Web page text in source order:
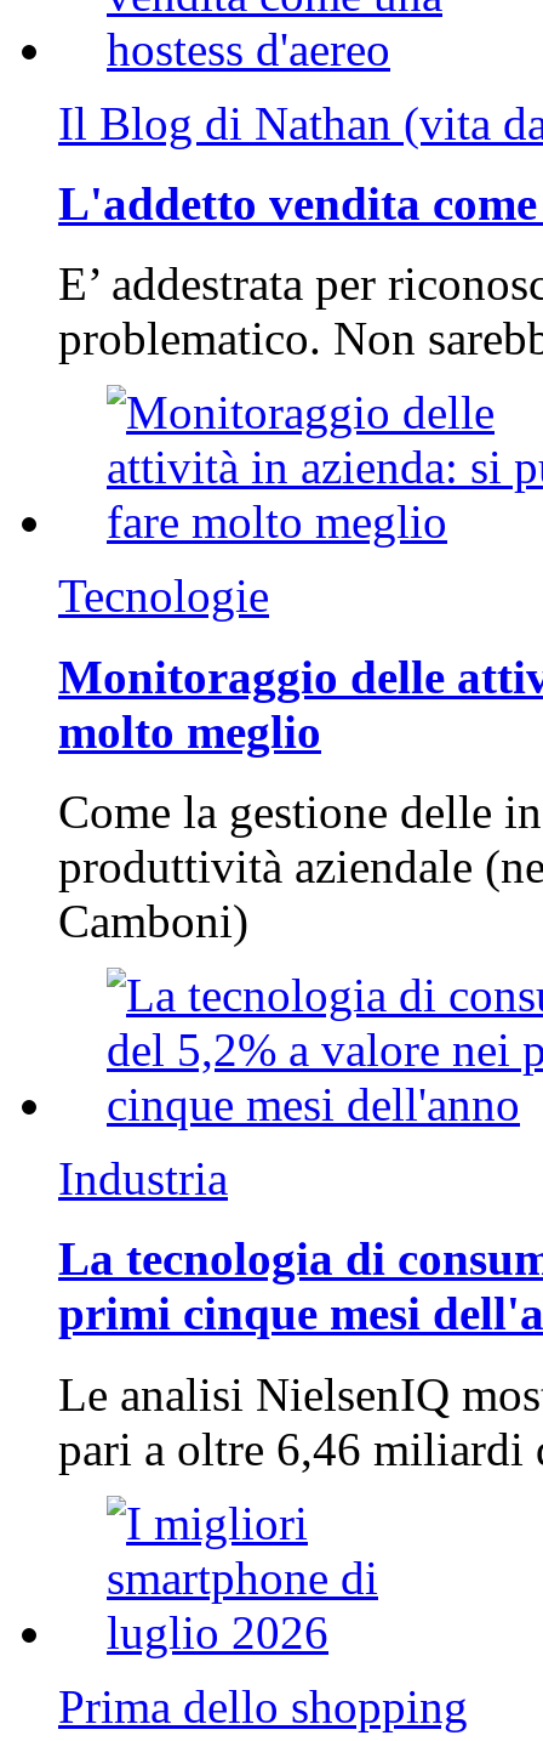
Il Blog di Nathan (vita
L'addetto vendita
E’ addestrata per
problematico. Non
Tecnologie
Monitoraggio delle
molto meglio
Come la gestione delle
produttività aziendale
Camboni)
Industria
La tecnologia di
primi cinque mesi
Le analisi NielsenIQ
pari a oltre 6,46
Prima dello shopping